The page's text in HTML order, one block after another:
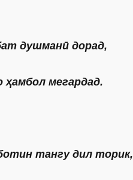
душманӣ дорад,
мегардад.
тангу дил торик,